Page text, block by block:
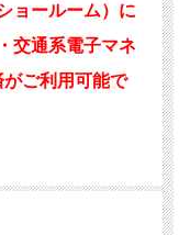
ョールーム）に
交通系電子マネ
ご利用可能で